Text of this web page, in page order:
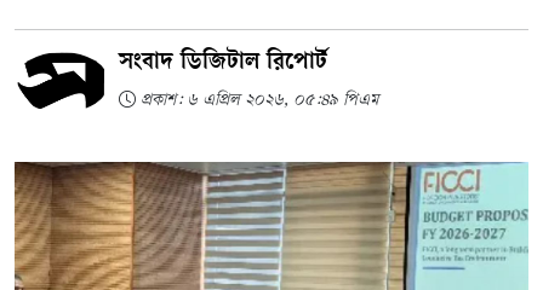
সংবাদ ডিজিটাল রিপোর্ট
প্রকাশ: ৬ এপ্রিল ২০২৬, ০৫:৪৯ পিএম